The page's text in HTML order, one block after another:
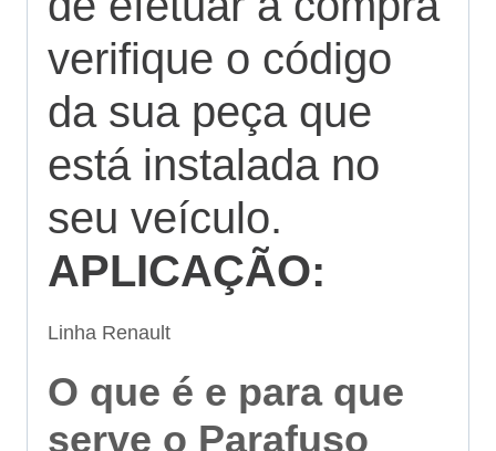
verifique o código
da sua peça que
está instalada no
seu veículo.
APLICAÇÃO:
Linha Renault
O que é e para que
serve o Parafuso